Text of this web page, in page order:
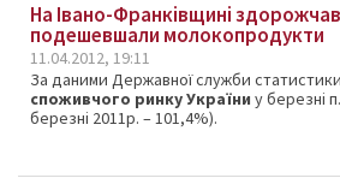
На Івано-Франківщині
подешевшали молокопродукти
11.04.2012, 19:11
За даними Державної служби
споживчого ринку України у березні
березні 2011р. – 101,4%).